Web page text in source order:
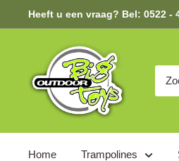
Heeft u een vraag? Bel: 0522 -
Home Trampolines